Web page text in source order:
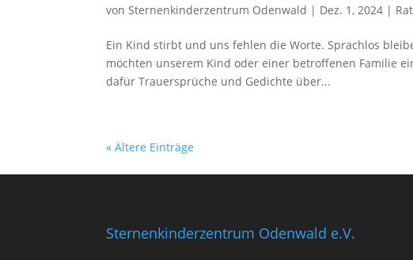
vonSternenkinderzentrum Odenwald | Dez. 1, 2024 |
Ein Kind stirbt und uns fehlen die Worte. Sprachlos
möchten unserem Kind oder einer betroffenen Familie
dafür Trauersprüche und Gedichte über...
« Ältere Einträge
Sternenkinderzentrum Odenwald e.V.